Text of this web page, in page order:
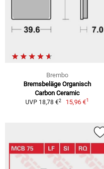
Brembo
Bremsbeläge Organisch
Carbon Ceramic
UVP 18,78 €2 15,96 €1